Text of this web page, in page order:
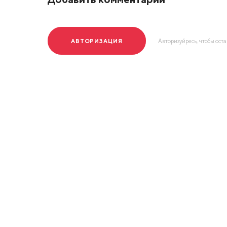
АВТОРИЗАЦИЯ Авторизуйресь, чтобы